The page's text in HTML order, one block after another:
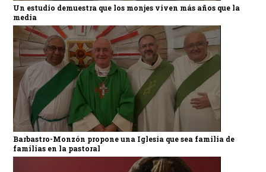
Un estudio demuestra que los monjes viven más años que la
media
Barbastro-Monzón propone una Iglesia que sea familia de
familias en la pastoral